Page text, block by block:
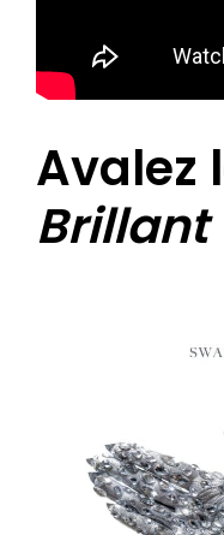
Avalez
Brillant